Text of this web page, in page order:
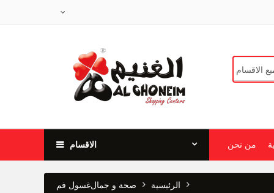
الاقسام من نحن
الرئيسية صحة و جمالغسول فم